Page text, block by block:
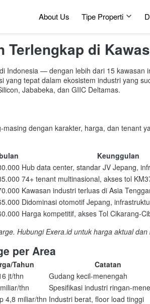
About Us Tipe Properti
di
Indonesia — dengan lebih dari 15
yang tepat dalam ekosistem industri yang
Jababeka, dan GIIC Deltamas.
dengan karakter, harga, dan
Keunggulan
Hub data center, standar JV Jepang,
74+ tenant multinasional, akses tol
Kawasan industri terluas di Asia
Didominasi otomotif Jepang,
Harga kompetitif, akses Tol Cikarang-
Hubungi Exera.id untuk harga aktual dan
per Area
Tahun
Catatan
jt/thn
Gudang kecil-menengah
thn
Spesifikasi industri ringan-
4,8 miliar/thn Industri berat, floor load tinggi